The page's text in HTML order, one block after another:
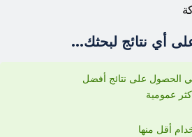
أي نتائج لبحثك...
الحصول على نتائج أفضل
عمومية
أقل منها